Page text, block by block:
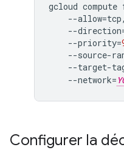
gcloud compute
--allow=
--direction
--priority=
--source-
--target-
--network=
Configurer la